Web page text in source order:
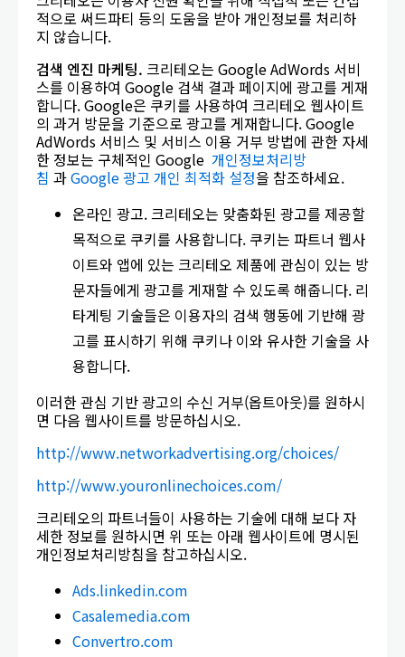
적으로 써드파티 등의 도움을 받아 개인정보를 처리하
지 않습니다.
검색 엔진 마케팅. 크리테오는 Google AdWords 서비
스를 이용하여 Google 검색 결과 페이지에 광고를 게재
합니다. Google은 쿠키를 사용하여 크리테오 웹사이트
의 과거 방문을 기준으로 광고를 게재합니다. Google
AdWords 서비스 및 서비스 이용 거부 방법에 관한 자세
한 정보는 구체적인 Google 개인정보처리방
침 과Google 광고 개인 최적화 설정을 참조하세요.
온라인 광고. 크리테오는 맞춤화된 광고를 제공할
목적으로 쿠키를 사용합니다. 쿠키는 파트너 웹사
이트와 앱에 있는 크리테오 제품에 관심이 있는 방
문자들에게 광고를 게재할 수 있도록 해줍니다. 리
타게팅 기술들은 이용자의 검색 행동에 기반해 광
고를 표시하기 위해 쿠키나 이와 유사한 기술을 사
용합니다.
이러한 관심 기반 광고의 수신 거부(옵트아웃)를 원하시
면 다음 웹사이트를 방문하십시오.
http://www.networkadvertising.org/choices/
http://www.youronlinechoices.com/
크리테오의 파트너들이 사용하는 기술에 대해 보다 자
세한 정보를 원하시면 위 또는 아래 웹사이트에 명시된
개인정보처리방침을 참고하십시오.
Ads.linkedin.com
Casalemedia.com
Convertro.com